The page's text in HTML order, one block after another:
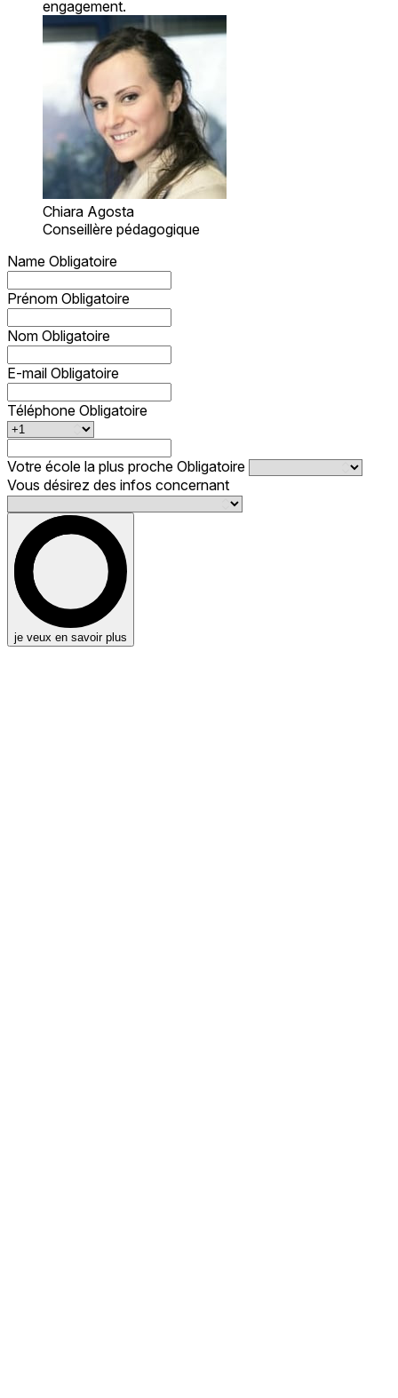
engagement.
Chiara Agosta
Conseillère pédagogique
Name Obligatoire
Prénom Obligatoire
Nom Obligatoire
E-mail Obligatoire
Téléphone Obligatoire
Votre école la plus proche Obligatoire
Vous désirez des infos concernant
je veux en savoir plus